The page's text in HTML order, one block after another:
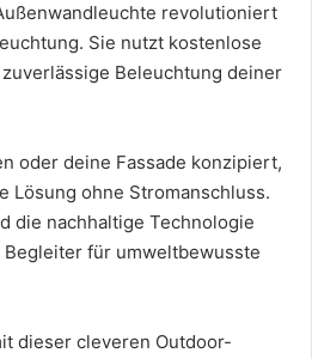
revolutioniert
Sie nutzt kostenlose
Beleuchtung deiner
oder deine Fassade konzipiert,
Lösung ohne Stromanschluss.
die nachhaltige Technologie
Begleiter für umweltbewusste
dieser cleveren Outdoor-